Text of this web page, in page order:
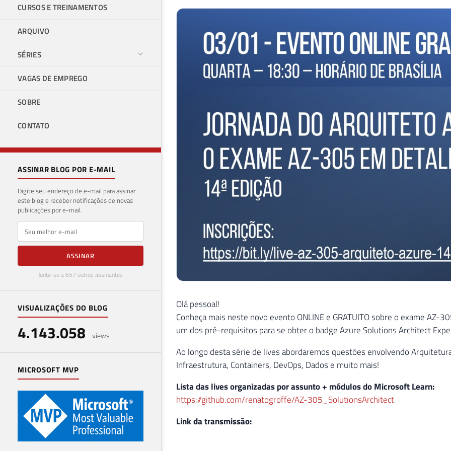
CURSOS E TREINAMENTOS
ARQUIVO
SÉRIES
VAGAS DE EMPREGO
SOBRE
CONTATO
ASSINAR BLOG POR E-MAIL
Digite seu endereço de e-mail para assinar
este blog e receber notificações de novas
publicações por e-mail.
E-mail
ASSINAR
Junte-se a 657 outros assinantes
VISUALIZAÇÕES DO BLOG
4.143.058 views
MICROSOFT MVP
Olá pessoal!
Conheça mais neste novo evento ONLINE e GRATUITO sobre o exame
um dos pré-requisitos para se obter o badge Azure Solutions Architect
Ao longo desta série de lives abordaremos questões envolvendo
Infraestrutura, Containers, DevOps, Dados e muito mais!
Lista das lives organizadas por assunto + módulos do Microsoft Learn:
https://github.com/renatogroffe/AZ-305_SolutionsArchitect
Link da transmissão: